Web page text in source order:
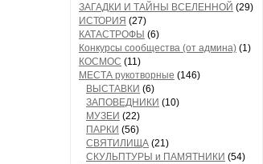
ЗАГАДКИ И ТАЙНЫ ВСЕЛЕННОЙ (29)
ИСТОРИЯ (27)
КАТАСТРОФЫ (6)
Конкурсы сообщества (от админа) (1)
КОСМОС (11)
МЕСТА рукотворные (146)
ВЫСТАВКИ (6)
ЗАПОВЕДНИКИ (10)
МУЗЕИ (22)
ПАРКИ (56)
СВЯТИЛИЩА (21)
СКУЛЬПТУРЫ и ПАМЯТНИКИ (54)